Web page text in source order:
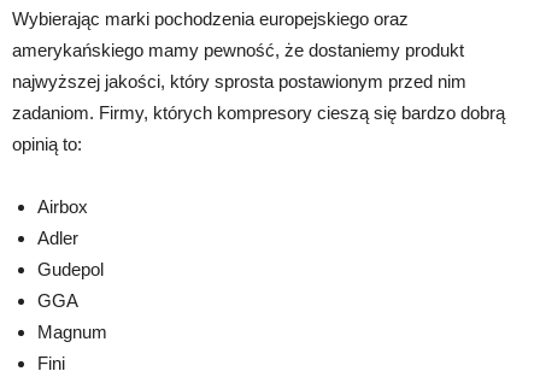
Wybierając marki pochodzenia europejskiego oraz
amerykańskiego mamy pewność, że dostaniemy produkt
najwyższej jakości, który sprosta postawionym przed nim
zadaniom. Firmy, których kompresory cieszą się bardzo dobrą
opinią to:
Airbox
Adler
Gudepol
GGA
Magnum
Fini